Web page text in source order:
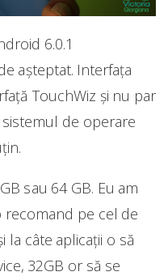
6.0.1
așteptat. Interfața
TouchWiz și nu par
de operare
sau 64 GB. Eu am
recomand pe cel de
la câte aplicații o să
32GB or să se